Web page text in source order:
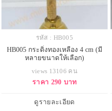
รหัส : HB005
HB005 กระดิ่งทองเหลือง 4 cm (มี
หลายขนาดให้เลือก)
views 13106 คน
ราคา 290 บาท
ดูรายละเอียด